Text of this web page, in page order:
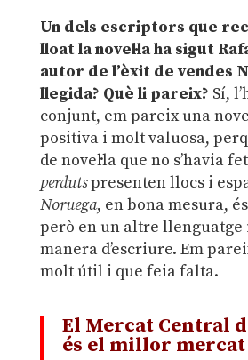
Un dels escriptors que
lloat la novel·la ha sigut
autor de l’èxit de vendes
llegida? Què li pareix? Sí,
conjunt, em pareix una
positiva i molt valuosa,
de novel·la que no s’havia
perdutspresenten llocs i
Noruega, en bona mesura,
però en un altre llenguatge
manera d’escriure. Em
molt útil i que feia falta.
El Mercat Central
és el millor